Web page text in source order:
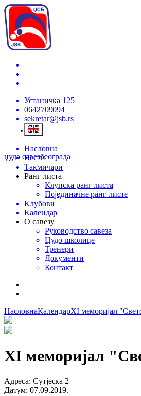
Устаничка 125
0642709094
sekretar@jsb.rs
џудо савезбеограда
Насловна
Вести
Такмичари
Ранг листа
Клупска ранг листа
Појединачне ранг листе
Клубови
Календар
О савезу
Руководство савеза
Џудо школице
Тренери
Документи
Контакт
НасловнаКалендарXI меморијал
XI меморијал
Адреса: Сутјеска 2
Датум: 07.09.2019.